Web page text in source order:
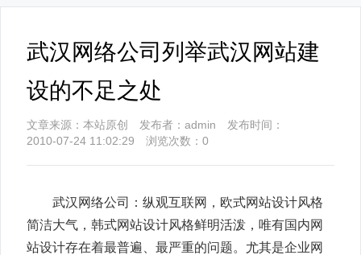
武汉网络公司列举武汉网站建
设的不足之处
文章来源：本站原创 发布者：admin 发布时间：
2010-07-24 11:02:29 浏览次数： 0
武汉网络公司：纵观互联网，欧式网站设计风格
简洁大气，韩式网站设计风格鲜明活泼，唯有国内网
站设计存在着最普遍、最严重的问题。尤其是企业网